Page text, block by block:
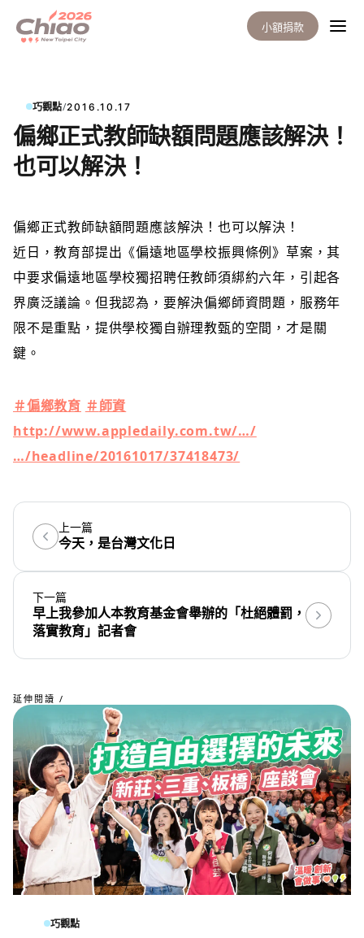
小額捐款
巧觀點/2016.10.17
偏鄉正式教師缺額問題應該解決！
也可以解決！
偏鄉正式教師缺額問題應該解決！也可以解決！
近日，教育部提出《偏遠地區學校振興條例》草案，其
中要求偏遠地區學校獨招聘任教師須綁約六年，引起各
界廣泛議論。但我認為，要解決偏鄉師資問題，服務年
限不是重點，提供學校獨自辦理教甄的空間，才是關
鍵。
＃偏鄉教育 ＃師資
http://www.appledaily.com.tw/…/
…/headline/20161017/37418473/
上一篇
今天，是台灣文化日
下一篇
早上我參加人本教育基金會舉辦的「杜絕體罰，
落實教育」記者會
延伸閱讀 /
巧觀點